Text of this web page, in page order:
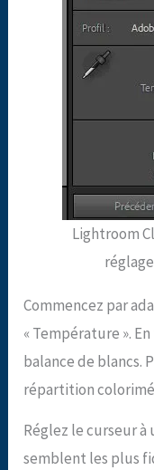
Lightroom
Commencez par
« Température ».
balance de blancs.
répartition
Réglez le curseur
semblent les plus